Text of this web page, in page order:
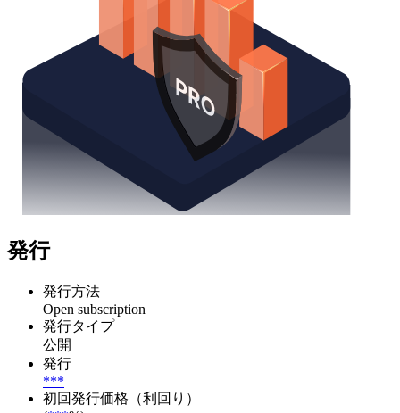
発行
発行方法
Open subscription
発行タイプ
公開
発行
***
初回発行価格（利回り）